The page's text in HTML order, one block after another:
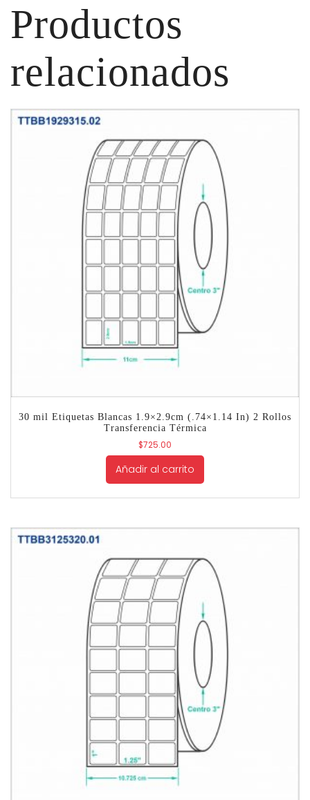
Productos
relacionados
30 mil Etiquetas Blancas 1.9×2.9cm (.74×1.14 In) 2 Rollos
Transferencia Térmica
$725.00
Añadir al carrito